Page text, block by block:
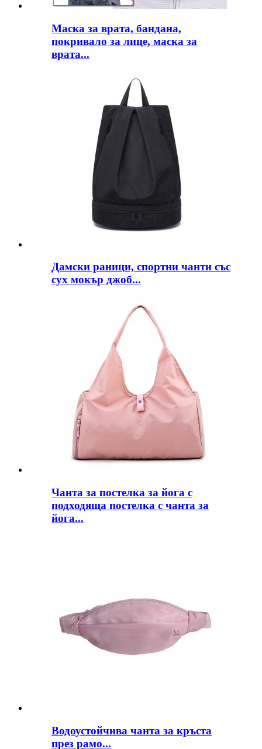
Маска за врата, бандана,
покривало за лице, маска за
врата...
Дамски раници, спортни чанти със
сух мокър джоб...
Чанта за постелка за йога с
подходяща постелка с чанта за
йога...
Водоустойчива чанта за кръста
през рамо...